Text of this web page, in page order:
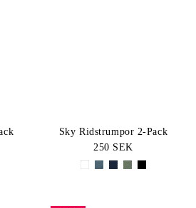
Sky Ridstrumpor 2-Pack
250 SEK